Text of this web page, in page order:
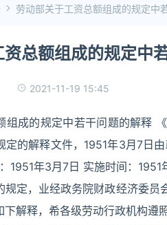
劳动部关于工资总额组成的规定中
总额组成的规定中
2021-11-19 15:45
组成的规定中若干问题的解释
定的解释文件，1951年3月7日
1951年3月7日 实施时间：
规定，业经政务院财政经济委
解释，希各级劳动行政机构遵照